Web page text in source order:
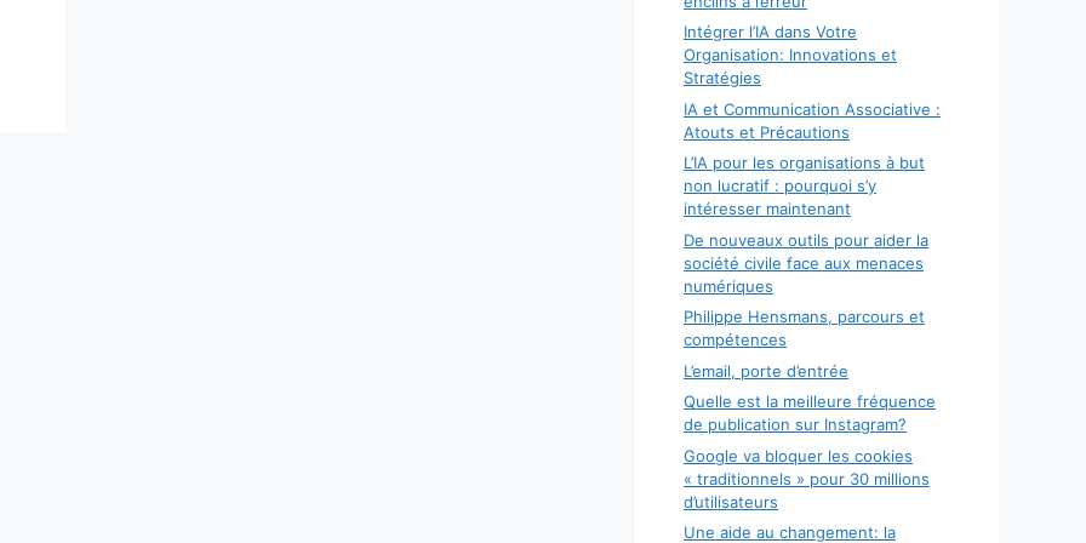
Intégrer l’IA dans Votre
Organisation: Innovations et
Stratégies
IA et Communication Associative :
Atouts et Précautions
L’IA pour les organisations à but
non lucratif : pourquoi s’y
intéresser maintenant
De nouveaux outils pour aider la
société civile face aux menaces
numériques
Philippe Hensmans, parcours et
compétences
L’email, porte d’entrée
Quelle est la meilleure fréquence
de publication sur Instagram?
Google va bloquer les cookies
« traditionnels » pour 30 millions
d’utilisateurs
Une aide au changement: la